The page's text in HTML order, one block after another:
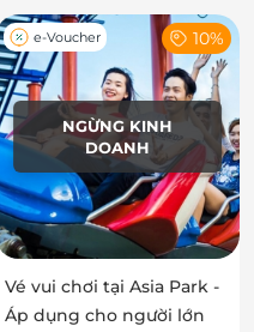
NGỪNG KINH
DOANH
e-Voucher 10%
Vé vui chơi tại Asia Park -
Áp dụng cho người lớn